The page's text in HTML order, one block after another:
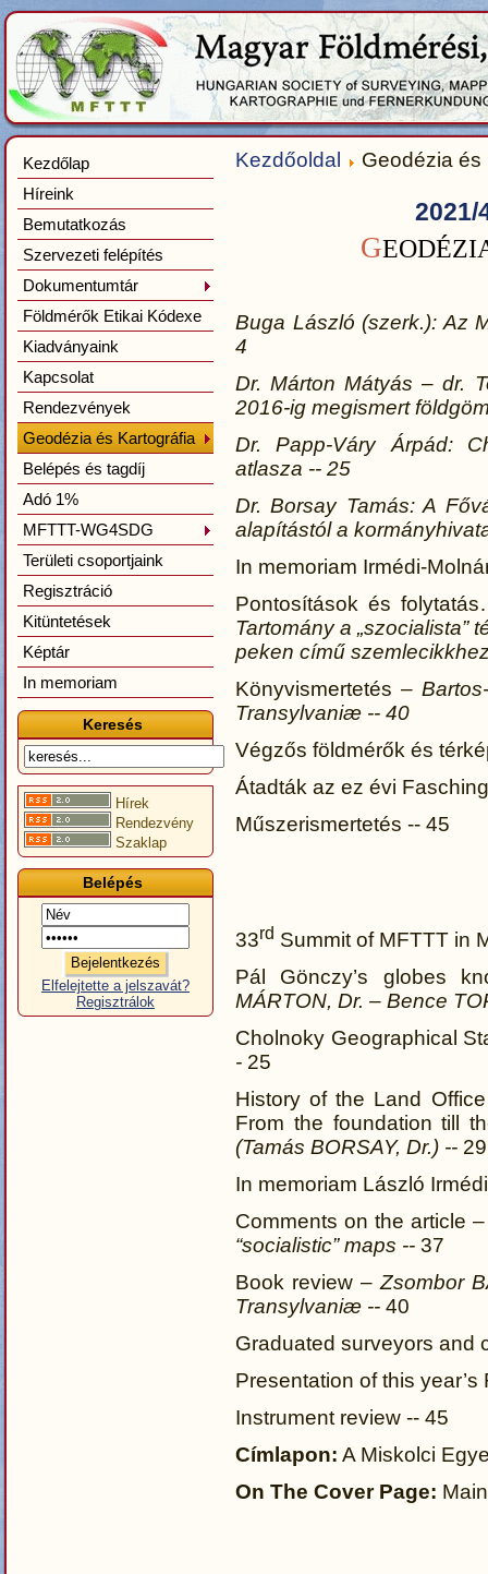
Kezdőlap
Híreink
Bemutatkozás
Szervezeti felépítés
Dokumentumtár
Földmérők Etikai Kódexe
Kiadványaink
Kapcsolat
Rendezvények
Geodézia és Kartográfia
Belépés és tagdíj
Adó 1%
MFTTT-WG4SDG
Területi csoportjaink
Regisztráció
Kitüntetések
Képtár
In memoriam
Keresés
Hírek
Rendezvény
Szaklap
Belépés
Elfelejtette a jelszavát?
Regisztrálok
Kezdőoldal Geodézia
2021/
G
Buga László (szerk.): Az
4
Dr. Márton Mátyás – dr.
2016-ig megismert
Dr. Papp-Váry Árpád:
atlasza -- 25
Dr. Borsay Tamás: A
alapítástól a
In memoriam Irmédi-
Pontosítások és
Tartomány a „szocialista”
peken című
Könyvismertetés –
Transylvaniæ -- 40
Végzős földmérők és
Átadták az ez évi
Műszerismertetés -- 45
33rd Summit of MFTTT in
Pál Gönczy’s globes
MÁRTON, Dr. – Bence
Cholnoky Geographical
- 25
History of the Land
From the foundation till
(Tamás BORSAY, Dr.) -- 29
In memoriam László
Comments on the article
“socialistic” maps -- 37
Book review –Zsombor
Transylvaniæ -- 40
Graduated surveyors and
Presentation of this
Instrument review -- 45
Címlapon: A Miskolci
On The Cover Page: